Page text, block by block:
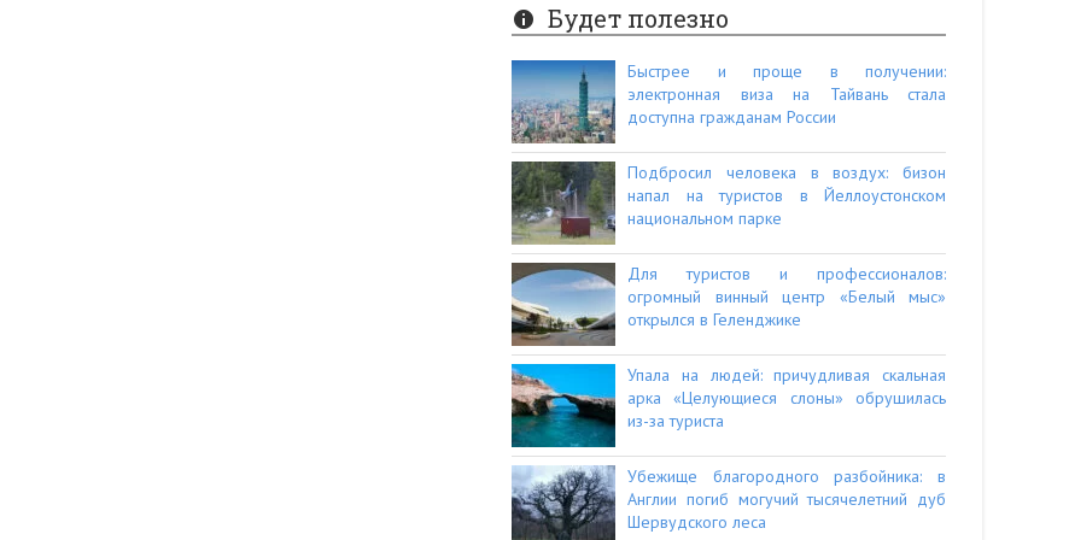
Будет полезно
Быстрее и проще в получении:
электронная виза на Тайвань стала
доступна гражданам России
Подбросил человека в воздух: бизон
напал на туристов в Йеллоустонском
национальном парке
Для туристов и профессионалов:
огромный винный центр «Белый мыс»
открылся в Геленджике
Упала на людей: причудливая скальная
арка «Целующиеся слоны» обрушилась
из-за туриста
Убежище благородного разбойника: в
Англии погиб могучий тысячелетний дуб
Шервудского леса